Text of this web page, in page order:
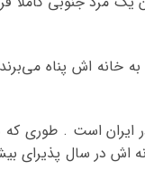
خانه اش پناه
در ایران است . طوری که
اش در سال پذیرای